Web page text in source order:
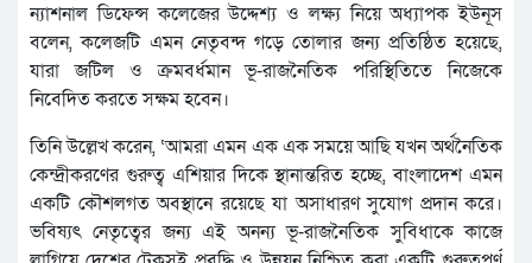
ন্যাশনাল ডিফেন্স কলেজের উদ্দেশ্য ও লক্ষ্য নিয়ে অধ্যাপক ইউনূস
বলেন, কলেজটি এমন নেতৃবন্দ গড়ে তোলার জন্য প্রতিষ্ঠিত হয়েছে,
যারা জটিল ও ক্রমবর্ধমান ভূ-রাজনৈতিক পরিস্থিতিতে নিজেকে
নিবেদিত করতে সক্ষম হবেন।
তিনি উল্লেখ করেন, ‘আমরা এমন এক এক সময়ে আছি যখন অর্থনৈতিক
কেন্দ্রীকরণের গুরুত্ব এশিয়ার দিকে স্থানান্তরিত হচ্ছে, বাংলাদেশ এমন
একটি কৌশলগত অবস্থানে রয়েছে যা অসাধারণ সুযোগ প্রদান করে।
ভবিষ্যৎ নেতৃত্বের জন্য এই অনন্য ভূ-রাজনৈতিক সুবিধাকে কাজে